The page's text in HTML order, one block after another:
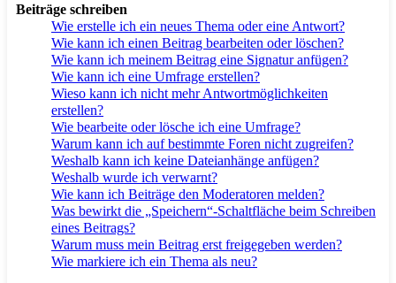
Beiträge schreiben
Wie erstelle ich ein neues Thema oder eine Antwort?
Wie kann ich einen Beitrag bearbeiten oder löschen?
Wie kann ich meinem Beitrag eine Signatur anfügen?
Wie kann ich eine Umfrage erstellen?
Wieso kann ich nicht mehr Antwortmöglichkeiten
erstellen?
Wie bearbeite oder lösche ich eine Umfrage?
Warum kann ich auf bestimmte Foren nicht zugreifen?
Weshalb kann ich keine Dateianhänge anfügen?
Weshalb wurde ich verwarnt?
Wie kann ich Beiträge den Moderatoren melden?
Was bewirkt die „Speichern“-Schaltfläche beim Schreiben
eines Beitrags?
Warum muss mein Beitrag erst freigegeben werden?
Wie markiere ich ein Thema als neu?